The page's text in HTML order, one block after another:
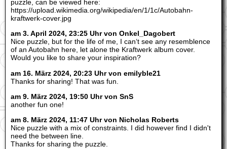
puzzle, can be viewed here:
https://upload.wikimedia.org/wikipedia/en/1/1c/Autobahn-
kraftwerk-cover.jpg
am 3. April 2024, 23:25 Uhr von Onkel_Dagobert
Nice puzzle, but for the life of me, I can‘t see any resemblence
of an Autobahn here, let alone the Kraftwerk album cover.
Would you like to share your inspiration?
am 16. März 2024, 20:23 Uhr von emilyble21
Thanks for sharing! That was fun.
am 9. März 2024, 19:50 Uhr von SnS
another fun one!
am 8. März 2024, 11:47 Uhr von Nicholas Roberts
Nice puzzle with a mix of constraints. I did however find I didn't
need the between line.
Thanks for sharing the puzzle.